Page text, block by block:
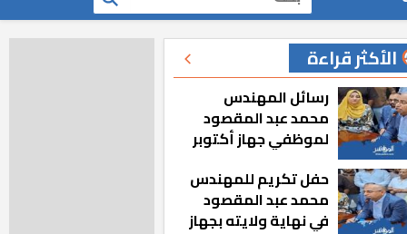
الأكثر قراءة
رسائل المهندس
محمد عبد المقصود
لموظفي جهاز أكتوبر
مشيت والمدينة
رجعت للخلف»
حفل تكريم للمهندس
محمد عبد المقصود
في نهاية ولايته بجهاز